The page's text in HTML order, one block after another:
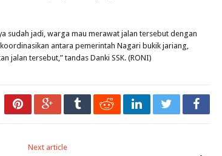
sudah jadi, warga mau merawat jalan tersebut dengan
antara pemerintah Nagari bukik jariang,
jalan tersebut,” tandas Danki SSK. (RONI)
Next article